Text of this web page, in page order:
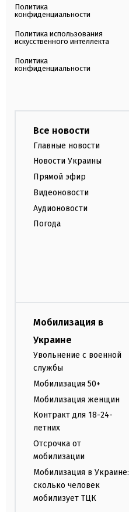
Политика
конфиденциальности
Политика использования
искусственного интеллекта
Политика
конфиденциальности
Все новости
Главные новости
Новости Украины
Прямой эфир
Видеоновости
Аудионовости
Погода
Мобилизация в
Украине
Увольнение с военной
службы
Мобилизация 50+
Мобилизация женщин
Контракт для 18-24-
летних
Отсрочка от
мобилизации
Мобилизация в Украине:
сколько человек
мобилизует ТЦК